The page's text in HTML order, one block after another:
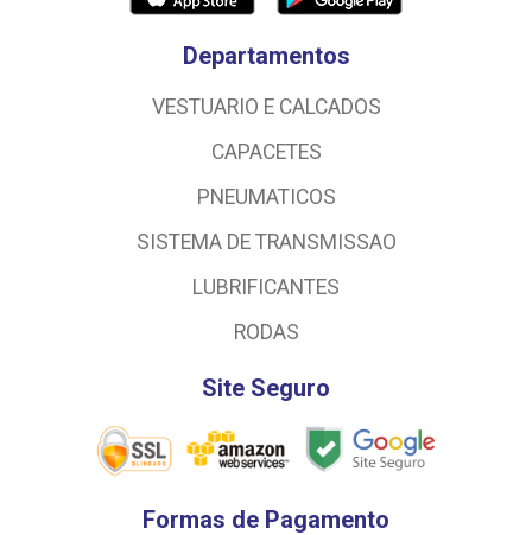
Departamentos
VESTUARIO E CALCADOS
CAPACETES
PNEUMATICOS
SISTEMA DE TRANSMISSAO
LUBRIFICANTES
RODAS
Site Seguro
Formas de Pagamento